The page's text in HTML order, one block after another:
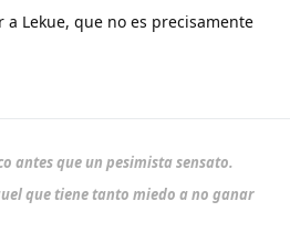
a Lekue, que no es precisamente
antes que un pesimista sensato.
que tiene tanto miedo a no ganar